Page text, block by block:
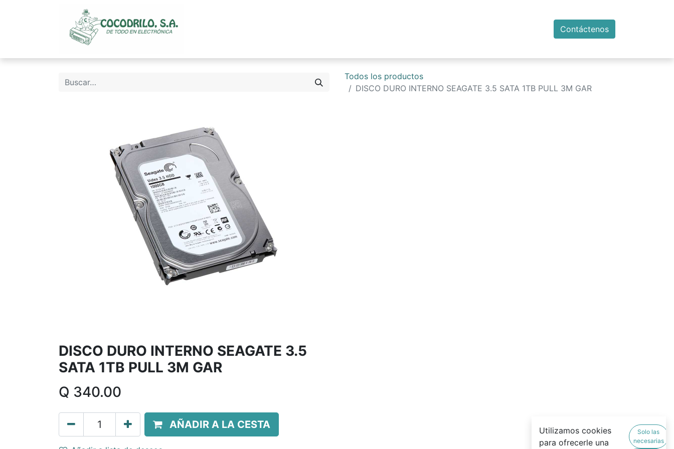
Contáctenos
Todos los productos
DISCO DURO INTERNO SEAGATE 3.5 SATA 1TB PULL 3M GAR
DISCO DURO INTERNO SEAGATE 3.5
SATA 1TB PULL 3M GAR
Q 340.00
AÑADIR A LA CESTA
Utilizamos cookies
para ofrecerle una
Solo las
necesarias